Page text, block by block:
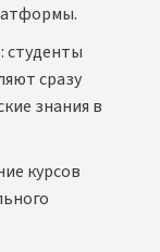
студенты
сразу
знания в
курсов